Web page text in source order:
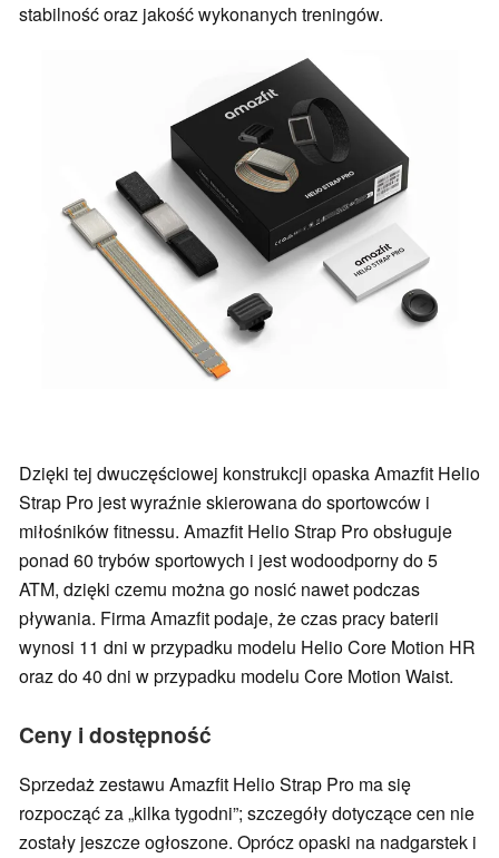
stabilność oraz jakość wykonanych treningów.
Dzięki tej dwuczęściowej konstrukcji opaska Amazfit Helio
Strap Pro jest wyraźnie skierowana do sportowców i
miłośników fitnessu. Amazfit Helio Strap Pro obsługuje
ponad 60 trybów sportowych i jest wodoodporny do 5
ATM, dzięki czemu można go nosić nawet podczas
pływania. Firma Amazfit podaje, że czas pracy baterii
wynosi 11 dni w przypadku modelu Helio Core Motion HR
oraz do 40 dni w przypadku modelu Core Motion Waist.
Ceny i dostępność
Sprzedaż zestawu Amazfit Helio Strap Pro ma się
rozpocząć za „kilka tygodni”; szczegóły dotyczące cen nie
zostały jeszcze ogłoszone. Oprócz opaski na nadgarstek i